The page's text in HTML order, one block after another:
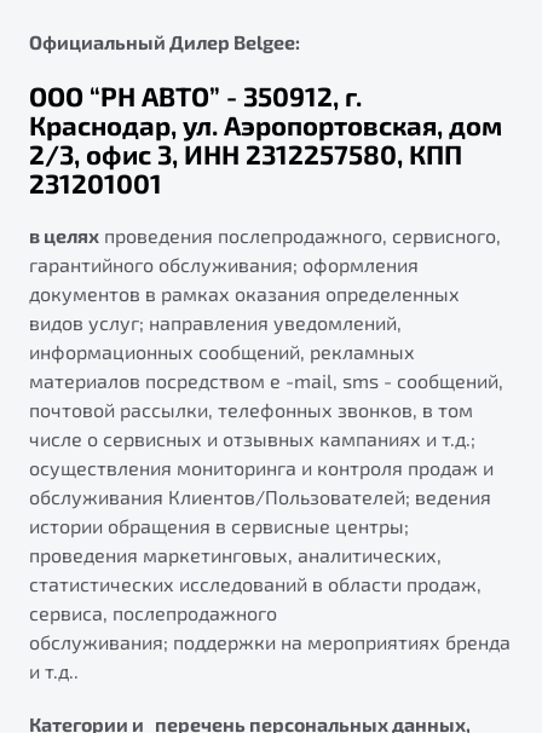
Яркий кроссовер
от 2 219 990 ₽*
В наличии
S50
Элегантный и практичный седан
от 1 699 990 ₽*
Обзор
ФИНАНСЫ И УСЛУГИ
Автокредит
Трейд-ин
Страхование
Узнайте о специальных выгодах при покупке
автомобиля Belgee
Подробно
ПОДДЕРЖКА
Гарантия Belgee
Belgee Линк
Belgee Плюс
Реферальная программа
Клиентская поддержка
Помощь на дорогах
О бренде
О дилерском центре
Правовая информация
Официальный Дилер Belgee:
ООО “РН АВТО” - 350912, г.
Краснодар, ул. Аэропортовская, дом
2/3, офис 3, ИНН 2312257580, КПП
231201001
в целях проведения послепродажного, сервисного,
гарантийного обслуживания; оформления
документов в рамках оказания определенных
видов услуг; направления уведомлений,
информационных сообщений, рекламных
материалов посредством e -mail, sms - сообщений,
почтовой рассылки, телефонных звонков, в том
числе о сервисных и отзывных кампаниях и т.д.;
осуществления мониторинга и контроля продаж и
обслуживания Клиентов/Пользователей; ведения
истории обращения в сервисные центры;
проведения маркетинговых, аналитических,
статистических исследований в области продаж,
сервиса, послепродажного
обслуживания; поддержки на мероприятиях бренда
и т.д..
Категории и перечень персональных данных,